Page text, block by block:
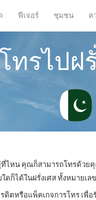
ฟีเจอร์ ชุมชน ค
ทรไปฝ
ไหน คุณก็สามารถโทรด้วยคุ
ดก็ได้ในฝรั่งเศส ทั้งหมายเ
ดิตหรือแพ็คเกจการโทร เพื่